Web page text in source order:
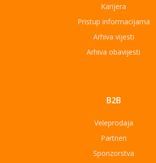
Karijera
Pristup informacijama
Arhiva vijesti
Arhiva obavijesti
B2B
Veleprodaja
Partneri
Sponzorstva